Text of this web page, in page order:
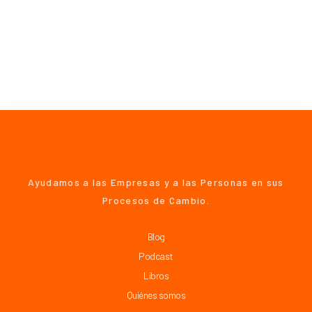
Ayudamos a las Empresas y a las Personas en sus
Procesos de Cambio.
Blog
Podcast
Libros
Quiénes somos